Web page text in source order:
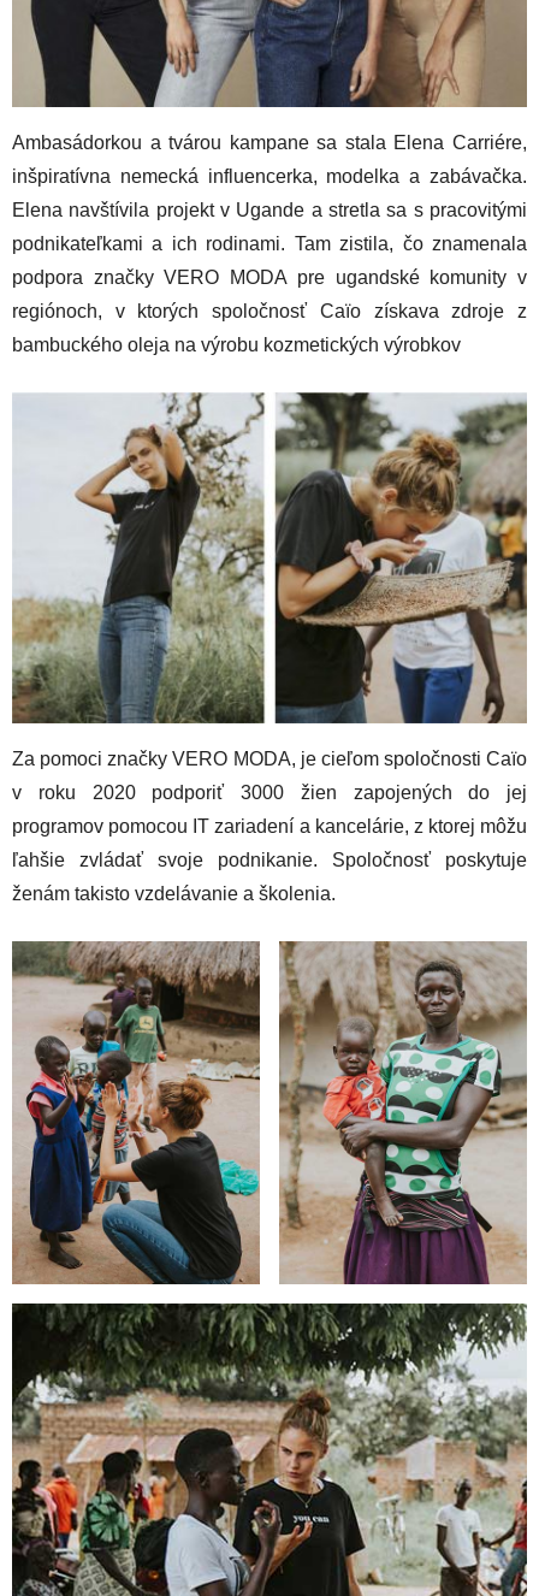
Ambasádorkou a tvárou kampane sa stala Elena Carriére,
inšpiratívna nemecká influencerka, modelka a zabávačka.
Elena navštívila projekt v Ugande a stretla sa s pracovitými
podnikateľkami a ich rodinami. Tam zistila, čo znamenala
podpora značky VERO MODA pre ugandské komunity v
regiónoch, v ktorých spoločnosť Caïo získava zdroje z
bambuckého oleja na výrobu kozmetických výrobkov
Za pomoci značky VERO MODA, je cieľom spoločnosti Caïo
v roku 2020 podporiť 3000 žien zapojených do jej
programov pomocou IT zariadení a kancelárie, z ktorej môžu
ľahšie zvládať svoje podnikanie. Spoločnosť poskytuje
ženám takisto vzdelávanie a školenia.